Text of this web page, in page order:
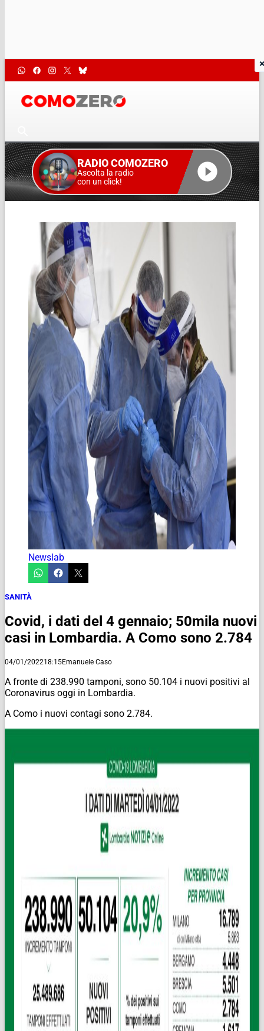
RADIO COMOZERO
Ascolta la radio
con un click!
Newslab
SANITÀ
Covid, i dati del 4 gennaio; 50mila nuovi
casi in Lombardia. A Como sono 2.784
04/01/202218:15Emanuele Caso
A fronte di 238.990 tamponi, sono 50.104 i nuovi positivi al
Coronavirus oggi in Lombardia.
A Como i nuovi contagi sono 2.784.